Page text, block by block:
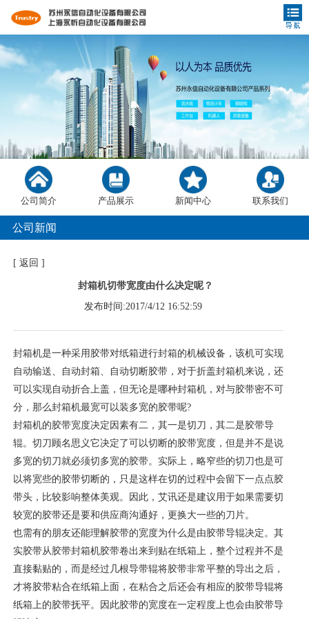
公司简介 产品展示 新闻中心 联系我们
公司新闻
[ 返回 ]
封箱机切带宽度由什么决定呢？
发布时间:2017/4/12 16:52:59
封箱机是一种采用胶带对纸箱进行封箱的机械设备，该机可实现
自动输送、自动封箱、自动切断胶带，对于折盖封箱机来说，还
可以实现自动折合上盖，但无论是哪种封箱机，对与胶带密不可
分，那么封箱机最宽可以装多宽的胶带呢?
封箱机的胶带宽度决定因素有二，其一是切刀，其二是胶带导
辊。切刀顾名思义它决定了可以切断的胶带宽度，但是并不是说
多宽的切刀就必须切多宽的胶带。实际上，略窄些的切刀也是可
以将宽些的胶带切断的，只是这样在切的过程中会留下一点点胶
带头，比较影响整体美观。因此，艾讯还是建议用于如果需要切
较宽的胶带还是要和供应商沟通好，更换大一些的刀片。
也需有的朋友还能理解胶带的宽度为什么是由胶带导辊决定。其
实胶带从胶带封箱机胶带卷出来到贴在纸箱上，整个过程并不是
直接黏贴的，而是经过几根导带辊将胶带非常平整的导出之后，
才将胶带粘合在纸箱上面，在粘合之后还会有相应的胶带导辊将
纸箱上的胶带抚平。因此胶带的宽度在一定程度上也会由胶带导